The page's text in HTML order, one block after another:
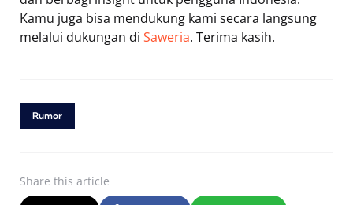
Kamu juga bisa mendukung kami secara langsung
melalui dukungan di Saweria. Terima kasih.
Rumor
Share this article